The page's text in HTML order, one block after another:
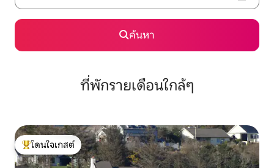
ค้นหา
ที่พักรายเดือนใกล้ๆ
โดนใจเกสต์ที่สุด
โดนใจเกสต์